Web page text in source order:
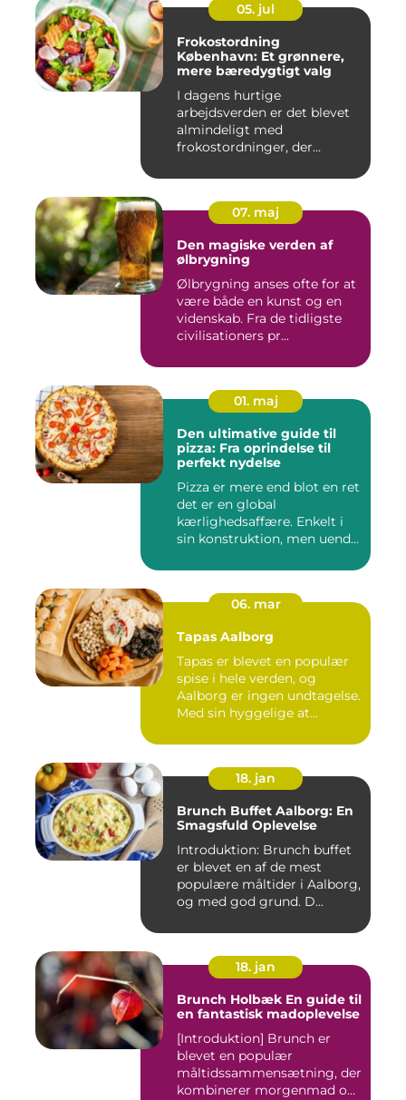
05. jul
Frokostordning
København: Et grønnere,
mere bæredygtigt valg
I dagens hurtige
arbejdsverden er det blevet
almindeligt med
frokostordninger, der
07. maj
Den magiske verden af
ølbrygning
Ølbrygning anses ofte for at
være både en kunst og en
videnskab. Fra de tidligste
civilisationers pr...
01. maj
Den ultimative guide til
pizza: Fra oprindelse til
perfekt nydelse
Pizza er mere end blot en ret
det er en global
kærlighedsaffære. Enkelt i
sin konstruktion, men uend...
06. mar
Tapas Aalborg
Tapas er blevet en populær
spise i hele verden, og
Aalborg er ingen undtagelse.
Med sin hyggelige at...
18. jan
Brunch Buffet Aalborg: En
Smagsfuld Oplevelse
Introduktion: Brunch buffet
er blevet en af de mest
populære måltider i Aalborg,
og med god grund. D...
18. jan
Brunch Holbæk En guide til
en fantastisk madoplevelse
[Introduktion] Brunch er
blevet en populær
måltidssammensætning, der
kombinerer morgenmad og